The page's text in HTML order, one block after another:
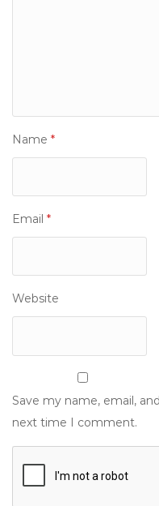
Name *
Email *
Website
Save my name, email,
next time I comment.